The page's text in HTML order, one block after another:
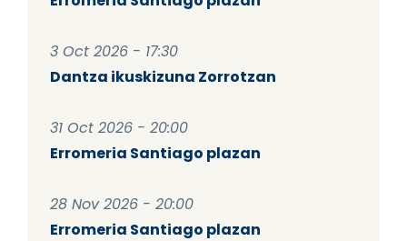
3 Oct 2026 - 17:30
Dantza ikuskizuna Zorrotzan
31 Oct 2026 - 20:00
Erromeria Santiago plazan
28 Nov 2026 - 20:00
Erromeria Santiago plazan